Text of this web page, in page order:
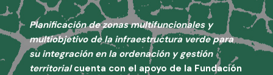
Planificación de zonas multifuncionales y
multiobjetivo de la infraestructura verde para
su integración en la ordenación y gestión
territorialcuenta con el apoyo de la Fundación